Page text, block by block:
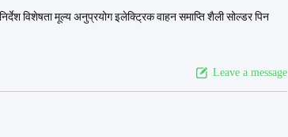
विशेषता मूल्य अनुप्रयोग इलेक्ट्रिक वाहन समाप्ति शैली सोल्डर पिन
Leave a message